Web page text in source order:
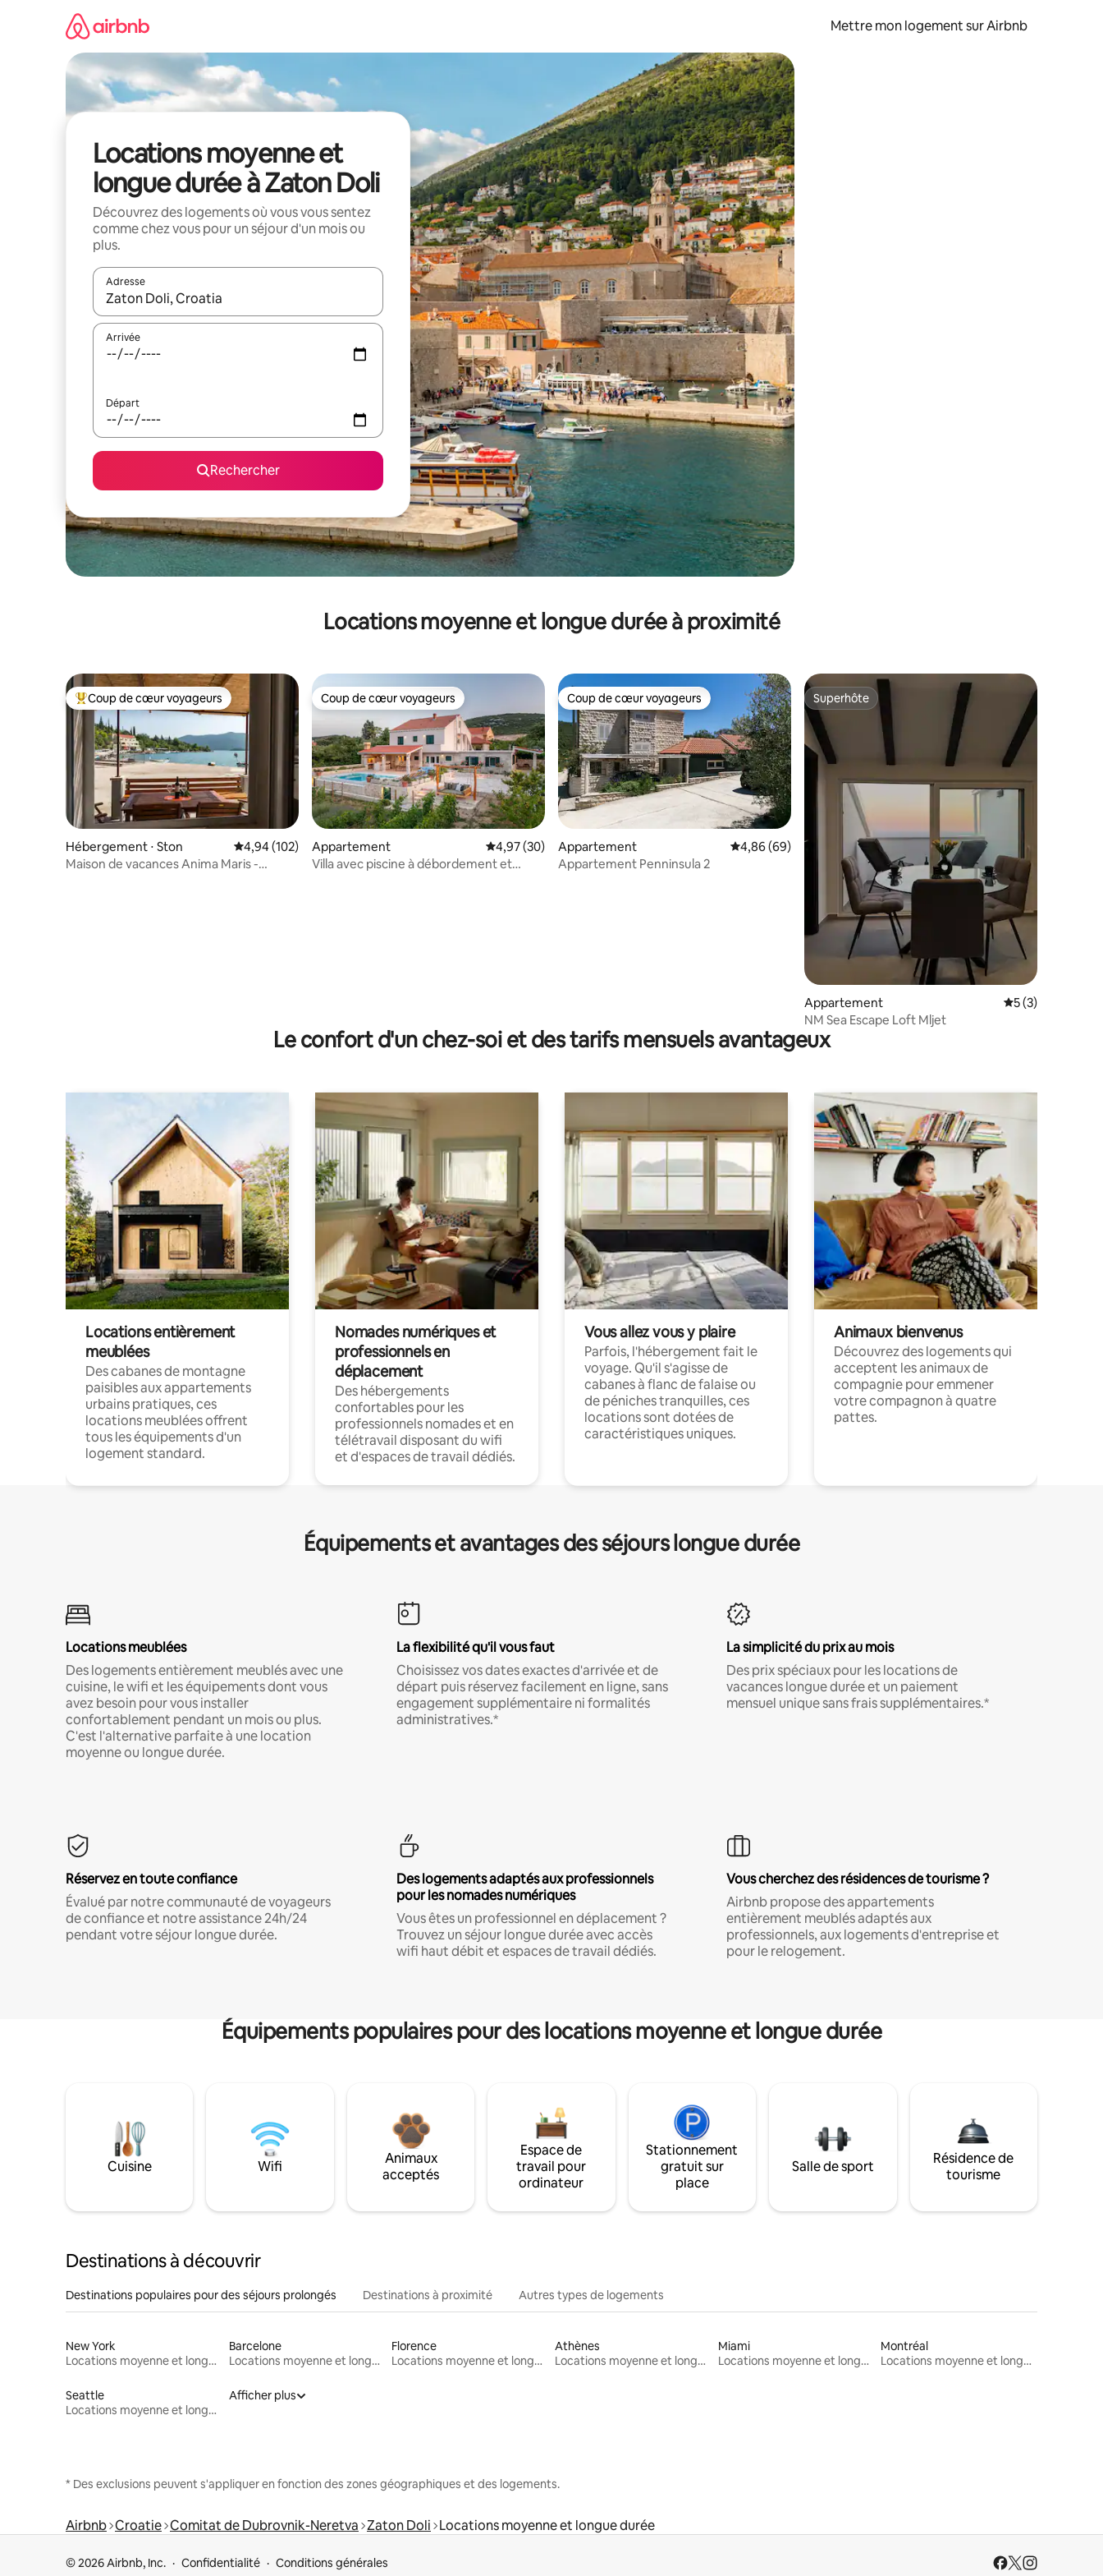
Mettre mon logement sur Airbnb
Locations moyenne et
longue durée à Zaton Doli
Découvrez des logements où vous vous sentez
comme chez vous pour un séjour d'un mois ou
plus.
Adresse
Lorsque les résultats s'affichent, utilisez les flèches vers le haut et vers le bas pour les parcourir ou en appuyant et en faisant glisser.
Arrivée
Départ
Rechercher
Locations moyenne et longue durée à proximité
Coups de cœur voyageurs les plus appréciés
Coup de cœur voyageurs
Hébergement ⋅ Ston Évaluation moyenne sur la base de 102 commentaires : 4,94 sur 5
4,94 (102)
Maison de vacances Anima Maris -
Coup de cœur voyageurs
Coup de cœur voyageurs
Appartement Évaluation moyenne sur la base de 30 commentaires : 4,97 sur 5
4,97 (30)
Villa avec piscine à débordement et
Coup de cœur voyageurs
Coup de cœur voyageurs
Appartement Évaluation moyenne sur la base de 69 commentaires : 4,86 sur 5
4,86 (69)
Appartement Penninsula 2
Superhôte
Superhôte
Appartement Évaluation
5 (3)
NM Sea Escape Loft Mljet
Le confort d'un chez-soi et des tarifs mensuels avantageux
Locations entièrement
meublées
Des cabanes de montagne
paisibles aux appartements
urbains pratiques, ces
locations meublées offrent
tous les équipements d'un
logement standard.
Nomades numériques et
professionnels en
déplacement
Des hébergements
confortables pour les
professionnels nomades et en
télétravail disposant du wifi
et d'espaces de travail dédiés.
Vous allez vous y plaire
Parfois, l'hébergement fait le
voyage. Qu'il s'agisse de
cabanes à flanc de falaise ou
de péniches tranquilles, ces
locations sont dotées de
caractéristiques uniques.
Animaux bienvenus
Découvrez des logements qui
acceptent les animaux de
compagnie pour emmener
votre compagnon à quatre
pattes.
Équipements et avantages des séjours longue durée
Locations meublées
Des logements entièrement meublés avec une
cuisine, le wifi et les équipements dont vous
avez besoin pour vous installer
confortablement pendant un mois ou plus.
C'est l'alternative parfaite à une location
moyenne ou longue durée.
La flexibilité qu'il vous faut
Choisissez vos dates exactes d'arrivée et de
départ puis réservez facilement en ligne, sans
engagement supplémentaire ni formalités
administratives.*
La simplicité du prix au mois
Des prix spéciaux pour les locations de
vacances longue durée et un paiement
mensuel unique sans frais supplémentaires.*
Réservez en toute confiance
Évalué par notre communauté de voyageurs
de confiance et notre assistance 24h/24
pendant votre séjour longue durée.
Des logements adaptés aux professionnels
pour les nomades numériques
Vous êtes un professionnel en déplacement ?
Trouvez un séjour longue durée avec accès
wifi haut débit et espaces de travail dédiés.
Vous cherchez des résidences de tourisme ?
Airbnb propose des appartements
entièrement meublés adaptés aux
professionnels, aux logements d'entreprise et
pour le relogement.
Équipements populaires pour des locations moyenne et longue durée
Cuisine Wifi
Animaux
acceptés
Espace de
travail pour
ordinateur
Stationnement
gratuit sur
place
Salle de sport
Résidence de
tourisme
Destinations à découvrir
Destinations populaires pour des séjours prolongés Destinations à proximité Autres types de logements
New York
Locations moyenne et longue durée
Barcelone
Locations moyenne et longue durée
Florence
Locations moyenne et longue durée
Athènes
Locations moyenne et longue durée
Miami
Locations moyenne et longue durée
Montréal
Locations moyenne et longue durée
Seattle
Locations moyenne et longue durée
Afficher plus
* Des exclusions peuvent s'appliquer en fonction des zones géographiques et des logements.
Airbnb Croatie Comitat de Dubrovnik-Neretva Zaton Doli Locations moyenne et longue durée
© 2026 Airbnb, Inc. Confidentialité Conditions générales